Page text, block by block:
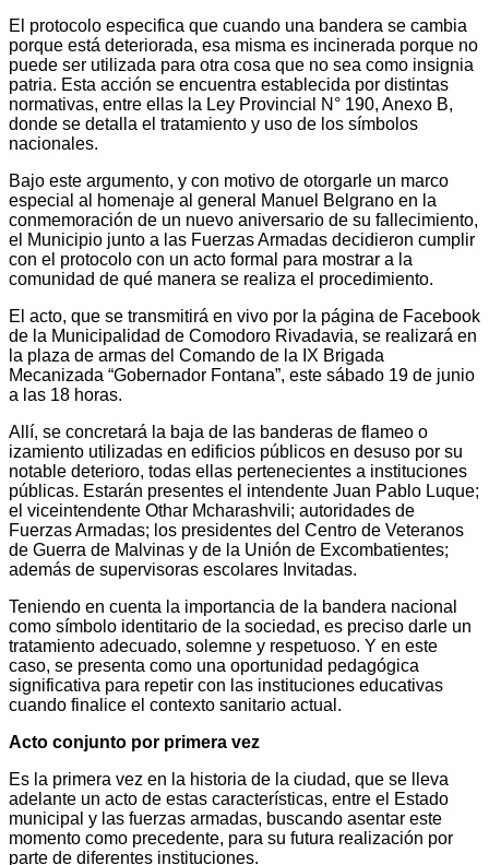
El protocolo especifica que cuando una bandera se cambia
porque está deteriorada, esa misma es incinerada porque no
puede ser utilizada para otra cosa que no sea como insignia
patria. Esta acción se encuentra establecida por distintas
normativas, entre ellas la Ley Provincial N° 190, Anexo B,
donde se detalla el tratamiento y uso de los símbolos
nacionales.
Bajo este argumento, y con motivo de otorgarle un marco
especial al homenaje al general Manuel Belgrano en la
conmemoración de un nuevo aniversario de su fallecimiento,
el Municipio junto a las Fuerzas Armadas decidieron cumplir
con el protocolo con un acto formal para mostrar a la
comunidad de qué manera se realiza el procedimiento.
El acto, que se transmitirá en vivo por la página de Facebook
de la Municipalidad de Comodoro Rivadavia, se realizará en
la plaza de armas del Comando de la IX Brigada
Mecanizada “Gobernador Fontana”, este sábado 19 de junio
a las 18 horas.
Allí, se concretará la baja de las banderas de flameo o
izamiento utilizadas en edificios públicos en desuso por su
notable deterioro, todas ellas pertenecientes a instituciones
públicas. Estarán presentes el intendente Juan Pablo Luque;
el viceintendente Othar Mcharashvili; autoridades de
Fuerzas Armadas; los presidentes del Centro de Veteranos
de Guerra de Malvinas y de la Unión de Excombatientes;
además de supervisoras escolares Invitadas.
Teniendo en cuenta la importancia de la bandera nacional
como símbolo identitario de la sociedad, es preciso darle un
tratamiento adecuado, solemne y respetuoso. Y en este
caso, se presenta como una oportunidad pedagógica
significativa para repetir con las instituciones educativas
cuando finalice el contexto sanitario actual.
Acto conjunto por primera vez
Es la primera vez en la historia de la ciudad, que se lleva
adelante un acto de estas características, entre el Estado
municipal y las fuerzas armadas, buscando asentar este
momento como precedente, para su futura realización por
parte de diferentes instituciones.